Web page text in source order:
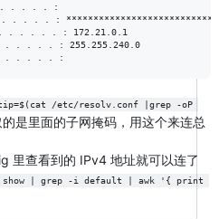
. . . . :
. . . . . :
. . . . . : 172.21.0.1
. . . . . : 255.255.240.0
/etc/resolv.conf |grep -oP
是里面的子网掩码，用这个来连总
里查看到的 IPv4 地址就可以连了
show | grep -i default | awk '{ print